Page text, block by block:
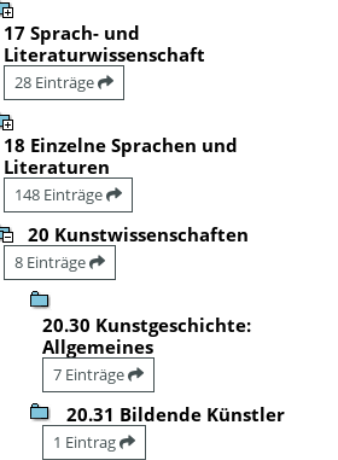
17 Sprach- und
Literaturwissenschaft
28 Einträge
18 Einzelne Sprachen und
Literaturen
148 Einträge
20 Kunstwissenschaften
8 Einträge
20.30 Kunstgeschichte:
Allgemeines
7 Einträge
20.31 Bildende Künstler
1 Eintrag